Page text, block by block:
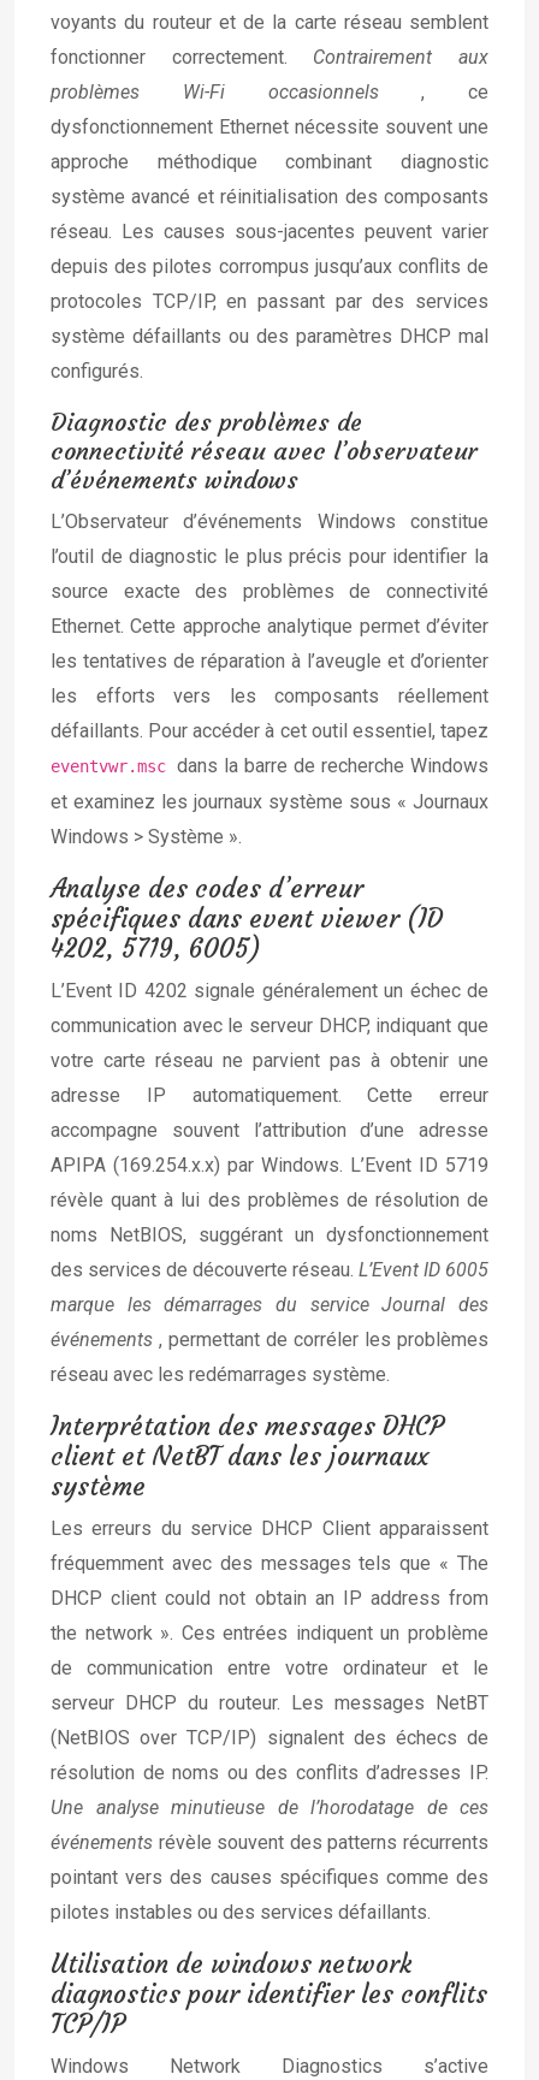
voyants du routeur et de la carte réseau semblent
fonctionner correctement. Contrairement aux
problèmes Wi-Fi occasionnels, ce
dysfonctionnement Ethernet nécessite souvent une
approche méthodique combinant diagnostic
système avancé et réinitialisation des composants
réseau. Les causes sous-jacentes peuvent varier
depuis des pilotes corrompus jusqu’aux conflits de
protocoles TCP/IP, en passant par des services
système défaillants ou des paramètres DHCP mal
configurés.
Diagnostic des problèmes de
connectivité réseau avec l’observateur
d’événements windows
L’Observateur d’événements Windows constitue
l’outil de diagnostic le plus précis pour identifier la
source exacte des problèmes de connectivité
Ethernet. Cette approche analytique permet d’éviter
les tentatives de réparation à l’aveugle et d’orienter
les efforts vers les composants réellement
défaillants. Pour accéder à cet outil essentiel, tapez
eventvwr.msc dans la barre de recherche Windows
et examinez les journaux système sous « Journaux
Windows > Système ».
Analyse des codes d’erreur
spécifiques dans event viewer (ID
4202, 5719, 6005)
L’Event ID 4202 signale généralement un échec de
communication avec le serveur DHCP, indiquant que
votre carte réseau ne parvient pas à obtenir une
adresse IP automatiquement. Cette erreur
accompagne souvent l’attribution d’une adresse
APIPA (169.254.x.x) par Windows. L’Event ID 5719
révèle quant à lui des problèmes de résolution de
noms NetBIOS, suggérant un dysfonctionnement
des services de découverte réseau. L’Event ID 6005
marque les démarrages du service Journal des
événements , permettant de corréler les problèmes
réseau avec les redémarrages système.
Interprétation des messages DHCP
client et NetBT dans les journaux
système
Les erreurs du service DHCP Client apparaissent
fréquemment avec des messages tels que « The
DHCP client could not obtain an IP address from
the network ». Ces entrées indiquent un problème
de communication entre votre ordinateur et le
serveur DHCP du routeur. Les messages NetBT
(NetBIOS over TCP/IP) signalent des échecs de
résolution de noms ou des conflits d’adresses IP.
Une analyse minutieuse de l’horodatage de ces
événements révèle souvent des patterns récurrents
pointant vers des causes spécifiques comme des
pilotes instables ou des services défaillants.
Utilisation de windows network
diagnostics pour identifier les conflits
TCP/IP
Windows Network Diagnostics s’active